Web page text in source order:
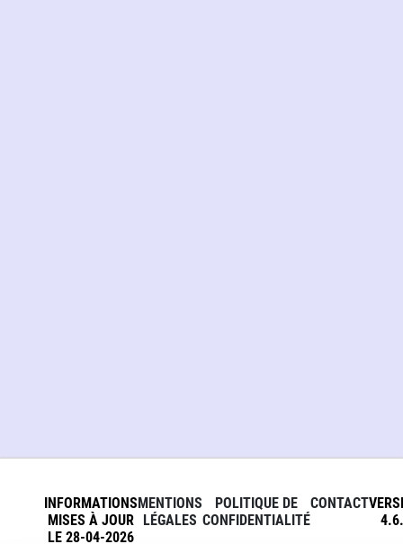
INFORMATIONS
MISES À JOUR
LE 28-04-2026
MENTIONS
LÉGALES
POLITIQUE DE
CONFIDENTIALITÉ
CONTACT